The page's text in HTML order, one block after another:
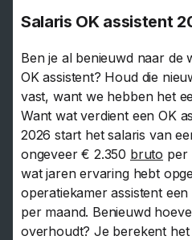
Salaris OK assistent
Ben je al benieuwd naar de
OK assistent? Houd die
vast, want we hebben het
Want wat verdient een OK
2026 start het salaris van
ongeveer € 2.350 bruto per
wat jaren ervaring hebt
operatiekamer assistent
per maand. Benieuwd
overhoudt? Je berekent het